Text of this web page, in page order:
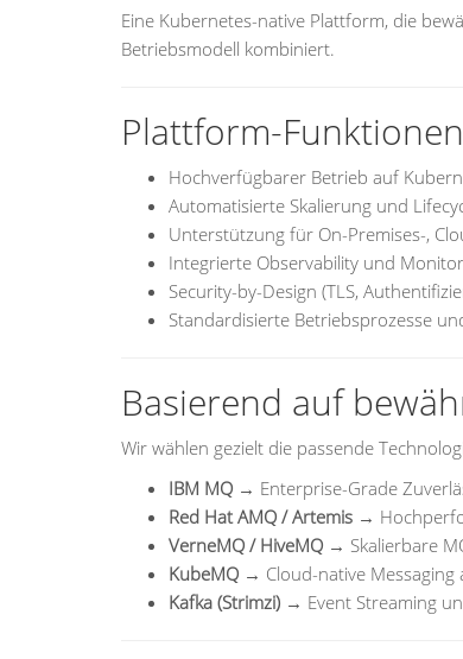
Eine Kubernetes-native Plattform, die
Betriebsmodell kombiniert.
Plattform-Funktionen
Hochverfügbarer Betrieb auf
Automatisierte Skalierung und
Unterstützung für On-Premises-,
Integrierte Observability und
Security-by-Design (TLS,
Standardisierte Betriebsprozesse
Basierend auf
Wir wählen gezielt die passende
IBM MQ → Enterprise-Grade
Red Hat AMQ / Artemis →
VerneMQ / HiveMQ → Skalierbare
KubeMQ → Cloud-native Messaging
Kafka (Strimzi) → Event Streaming